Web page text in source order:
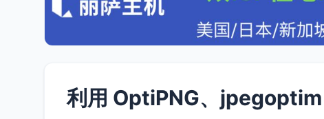
利用 OptiPNG、jpegoptim